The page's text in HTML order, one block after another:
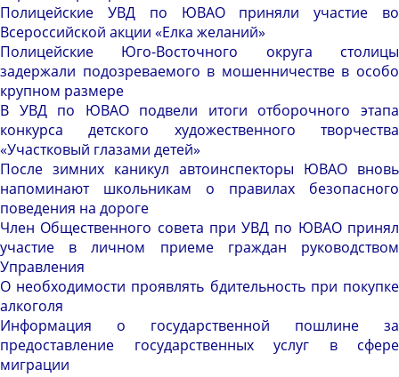
Полицейские УВД по ЮВАО приняли участие во
Всероссийской акции «Елка желаний»
Полицейские Юго-Восточного округа столицы
задержали подозреваемого в мошенничестве в особо
крупном размере
В УВД по ЮВАО подвели итоги отборочного этапа
конкурса детского художественного творчества
«Участковый глазами детей»
После зимних каникул автоинспекторы ЮВАО вновь
напоминают школьникам о правилах безопасного
поведения на дороге
Член Общественного совета при УВД по ЮВАО принял
участие в личном приеме граждан руководством
Управления
О необходимости проявлять бдительность при покупке
алкоголя
Информация о государственной пошлине за
предоставление государственных услуг в сфере
миграции